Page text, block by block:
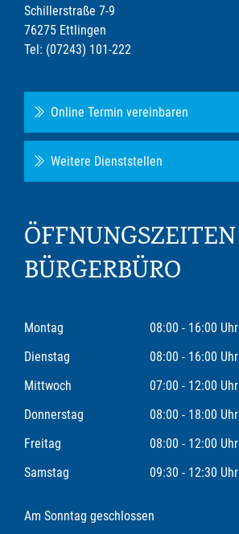
Schillerstraße 7-9
76275 Ettlingen
Tel: (07243) 101-222
Online Termin vereinbaren
Weitere Dienststellen
ÖFFNUNGSZEITEN
BÜRGERBÜRO
Montag
08:00 - 16:00 Uhr
Dienstag
08:00 - 16:00 Uhr
Mittwoch
07:00 - 12:00 Uhr
Donnerstag
08:00 - 18:00 Uhr
Freitag
08:00 - 12:00 Uhr
Samstag
09:30 - 12:30 Uhr
Am Sonntag geschlossen